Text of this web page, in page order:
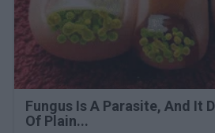
Fungus Is A Parasite, And It
Of Plain...